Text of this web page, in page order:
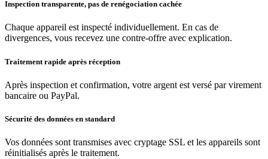
Inspection transparente, pas de renégociation cachée
Chaque appareil est inspecté individuellement. En cas de
divergences, vous recevez une contre-offre avec explication.
Traitement rapide après réception
Après inspection et confirmation, votre argent est versé par virement
bancaire ou PayPal.
Sécurité des données en standard
Vos données sont transmises avec cryptage SSL et les appareils sont
réinitialisés après le traitement.